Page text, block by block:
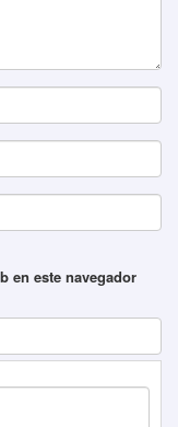
en este navegador